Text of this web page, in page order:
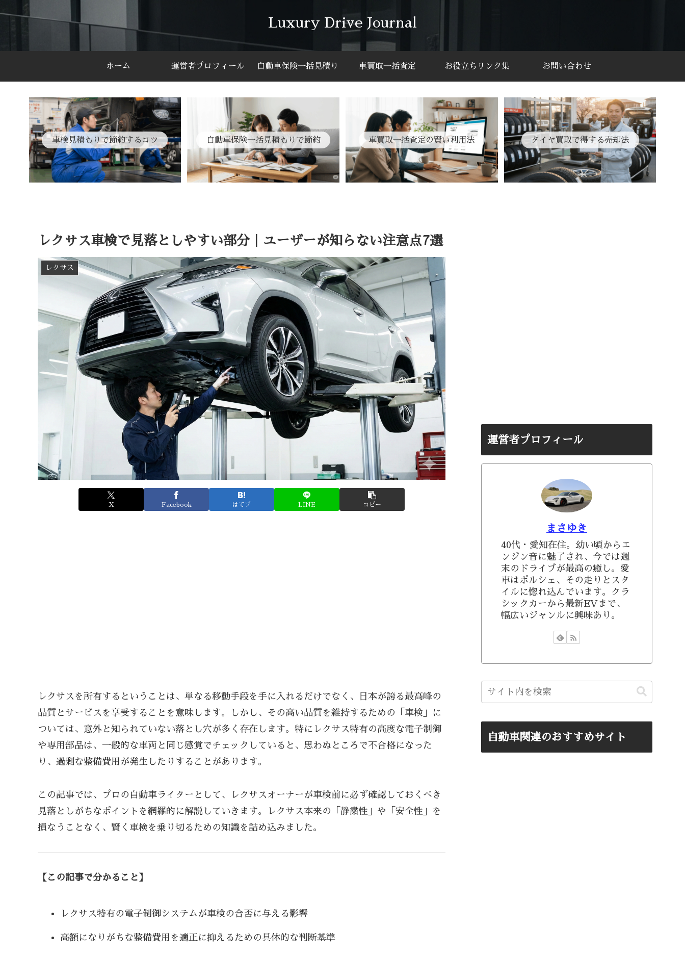
Luxury Drive Journal
ホーム 運営者プロフィール 自動車保険一括見積り 車買取一括査定 お役立ちリンク集 お問い合わせ
車検見積もりで節約するコツ 自動車保険一括見積もりで節約 車買取一括査定の賢い利用法 タイヤ買取で得する売却法
レクサス車検で見落としやすい部分｜ユーザーが知らない注意点7選
レクサス
X Facebook はてブ LINE コピー
レクサスを所有するということは、単なる移動手段を手に入れるだけでなく、日本が誇る最高峰の
品質とサービスを享受することを意味します。しかし、その高い品質を維持するための「車検」に
ついては、意外と知られていない落とし穴が多く存在します。特にレクサス特有の高度な電子制御
や専用部品は、一般的な車両と同じ感覚でチェックしていると、思わぬところで不合格になった
り、過剰な整備費用が発生したりすることがあります。
この記事では、プロの自動車ライターとして、レクサスオーナーが車検前に必ず確認しておくべき
見落としがちなポイントを網羅的に解説していきます。レクサス本来の「静粛性」や「安全性」を
損なうことなく、賢く車検を乗り切るための知識を詰め込みました。
【この記事で分かること】
レクサス特有の電子制御システムが車検の合否に与える影響
高額になりがちな整備費用を適正に抑えるための具体的な判断基準
運営者プロフィール
まさゆき
40代・愛知在住。幼い頃からエ
ンジン音に魅了され、今では週
末のドライブが最高の癒し。愛
車はポルシェ、その走りとスタ
イルに惚れ込んでいます。クラ
シックカーから最新EVまで、
幅広いジャンルに興味あり。
自動車関連のおすすめサイト